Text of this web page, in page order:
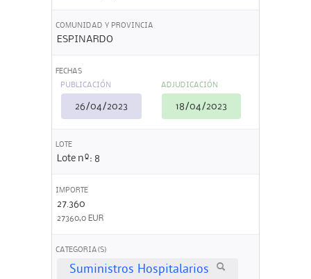
COMUNIDAD Y PROVINCIA
ESPINARDO
FECHAS
PUBLICACIÓN
26/04/2023
ADJUDICACIÓN
18/04/2023
LOTE
Lote nº: 8
IMPORTE
27.360
27360,0 EUR
CATEGORIA(S)
Suministros Hospitalarios